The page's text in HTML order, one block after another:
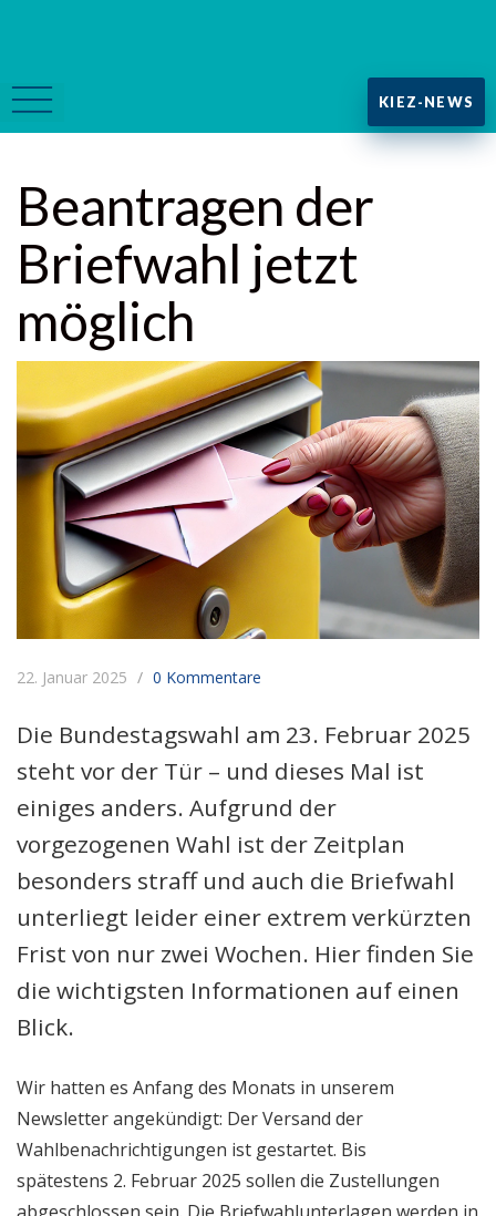
KIEZ-NEWS
Beantragen der
Briefwahl jetzt
möglich
22. Januar 2025 0 Kommentare
Die Bundestagswahl am 23. Februar 2025
steht vor der Tür – und dieses Mal ist
einiges anders. Aufgrund der
vorgezogenen Wahl ist der Zeitplan
besonders straff und auch die Briefwahl
unterliegt leider einer extrem verkürzten
Frist von nur zwei Wochen. Hier finden Sie
die wichtigsten Informationen auf einen
Blick.
Wir hatten es Anfang des Monats in unserem
Newsletter angekündigt: Der Versand der
Wahlbenachrichtigungen ist gestartet. Bis
spätestens 2. Februar 2025 sollen die Zustellungen